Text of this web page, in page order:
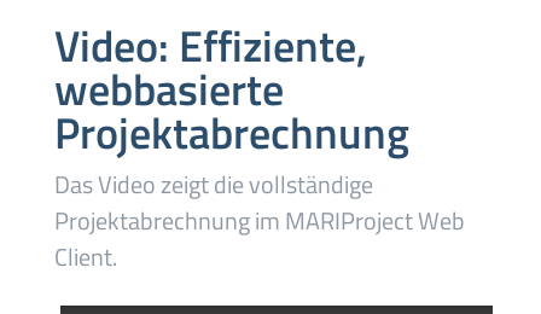
Video: Effiziente,
webbasierte
Projektabrechnung
Das Video zeigt die vollständige
Projektabrechnung im MARIProject Web
Client.